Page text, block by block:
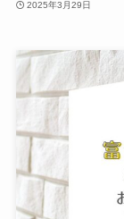
2025年3月29日